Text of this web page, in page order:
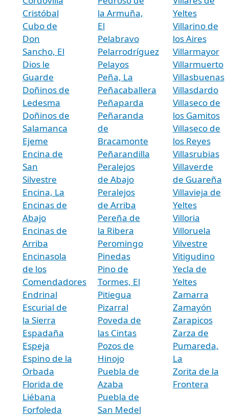
Cristóbal
Cubo de
Don
Sancho, El
Dios le
Guarde
Doñinos de
Ledesma
Doñinos de
Salamanca
Ejeme
Encina de
San
Silvestre
Encina, La
Encinas de
Abajo
Encinas de
Arriba
Encinasola
de los
Comendadores
Endrinal
Escurial de
la Sierra
Espadaña
Espeja
Espino de la
Orbada
Florida de
Liébana
Forfoleda
la Armuña,
El
Pelabravo
Pelarrodríguez
Pelayos
Peña, La
Peñacaballera
Peñaparda
Peñaranda
de
Bracamonte
Peñarandilla
Peralejos
de Abajo
Peralejos
de Arriba
Pereña de
la Ribera
Peromingo
Pinedas
Pino de
Tormes, El
Pitiegua
Pizarral
Poveda de
las Cintas
Pozos de
Hinojo
Puebla de
Azaba
Puebla de
San Medel
Yeltes
Villarino de
los Aires
Villarmayor
Villarmuerto
Villasbuenas
Villasdardo
Villaseco de
los Gamitos
Villaseco de
los Reyes
Villasrubias
Villaverde
de Guareña
Villavieja de
Yeltes
Villoria
Villoruela
Vilvestre
Vitigudino
Yecla de
Yeltes
Zamarra
Zamayón
Zarapicos
Zarza de
Pumareda,
La
Zorita de la
Frontera